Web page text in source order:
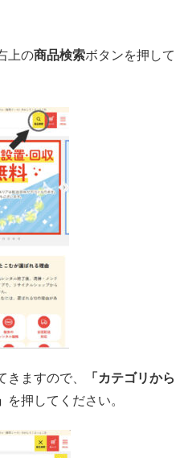
上の商品検索ボタンを押して
ますので、
「カテゴリから
を押してください。